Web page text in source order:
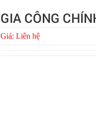
GIA CÔNG
Giá: Liên hệ